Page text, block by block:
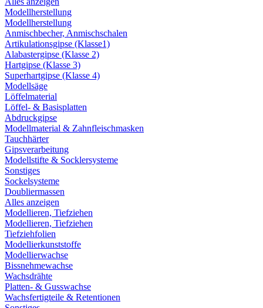
Modellherstellung
Modellherstellung
Anmischbecher, Anmischschalen
Artikulationsgipse (Klasse1)
Alabastergipse (Klasse 2)
Hartgipse (Klasse 3)
Superhartgipse (Klasse 4)
Modellsäge
Löffelmaterial
Löffel- & Basisplatten
Abdruckgipse
Modellmaterial & Zahnfleischmasken
Tauchhärter
Gipsverarbeitung
Modellstifte & Socklersysteme
Sonstiges
Sockelsysteme
Doubliermassen
Alles anzeigen
Modellieren, Tiefziehen
Modellieren, Tiefziehen
Tiefziehfolien
Modellierkunststoffe
Modellierwachse
Bissnehmewachse
Wachsdrähte
Platten- & Gusswachse
Wachsfertigteile & Retentionen